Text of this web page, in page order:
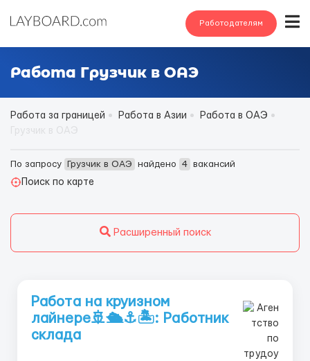
Работодателям
Работа Грузчик в ОАЭ
Работа за границей Работа в Азии
Работа в ОАЭ
По запросу Грузчик в ОАЭ найдено 4 вакансий
Поиск по карте
Расширенный поиск
Работа на круизном
лайнере🚢🛳️⚓🏝️: Работник
склада